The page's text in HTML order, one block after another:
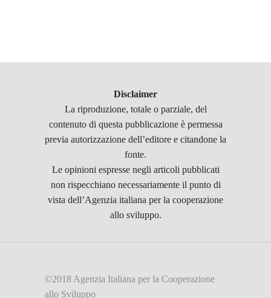
Disclaimer
La riproduzione, totale o parziale, del
contenuto di questa pubblicazione è permessa
previa autorizzazione dell’editore e citandone la
fonte.
Le opinioni espresse negli articoli pubblicati
non rispecchiano necessariamente il punto di
vista dell’Agenzia italiana per la cooperazione
allo sviluppo.
©2018 Agenzia Italiana per la Cooperazione
allo Sviluppo